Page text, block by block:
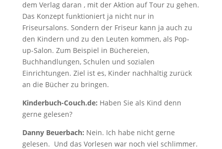
dem Verlag daran , mit der Aktion auf Tour zu gehen.
Das Konzept funktioniert ja nicht nur in
Friseursalons. Sondern der Friseur kann ja auch zu
den Kindern und zu den Leuten kommen, als Pop-
up-Salon. Zum Beispiel in Büchereien,
Buchhandlungen, Schulen und sozialen
Einrichtungen. Ziel ist es, Kinder nachhaltig zurück
an die Bücher zu bringen.
Kinderbuch-Couch.de: Haben Sie als Kind denn
gerne gelesen?
Danny Beuerbach: Nein. Ich habe nicht gerne
gelesen. Und das Vorlesen war noch viel schlimmer.